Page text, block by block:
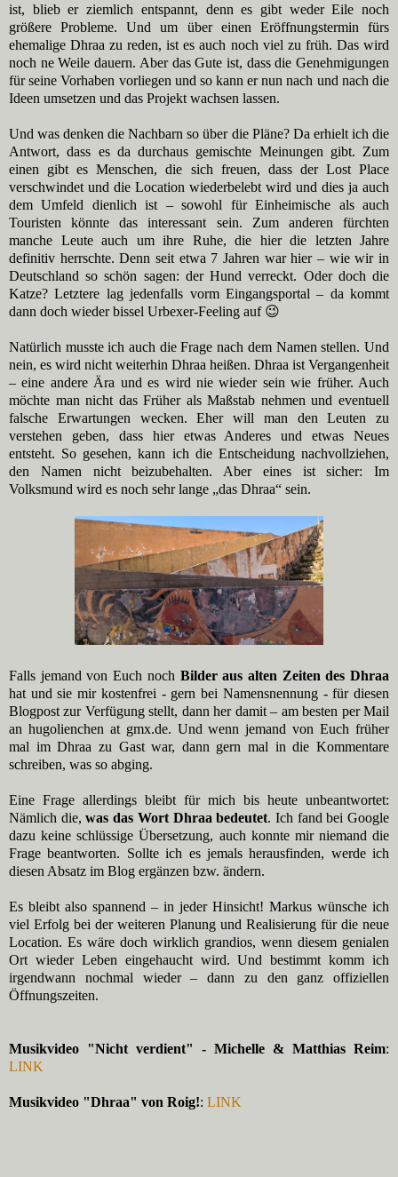
ist, blieb er ziemlich entspannt, denn es gibt weder Eile noch
größere Probleme. Und um über einen Eröffnungstermin fürs
ehemalige Dhraa zu reden, ist es auch noch viel zu früh. Das wird
noch ne Weile dauern. Aber das Gute ist, dass die Genehmigungen
für seine Vorhaben vorliegen und so kann er nun nach und nach die
Ideen umsetzen und das Projekt wachsen lassen.
Und was denken die Nachbarn so über die Pläne? Da erhielt ich die
Antwort, dass es da durchaus gemischte Meinungen gibt. Zum
einen gibt es Menschen, die sich freuen, dass der Lost Place
verschwindet und die Location wiederbelebt wird und dies ja auch
dem Umfeld dienlich ist – sowohl für Einheimische als auch
Touristen könnte das interessant sein. Zum anderen fürchten
manche Leute auch um ihre Ruhe, die hier die letzten Jahre
definitiv herrschte. Denn seit etwa 7 Jahren war hier – wie wir in
Deutschland so schön sagen: der Hund verreckt. Oder doch die
Katze? Letztere lag jedenfalls vorm Eingangsportal – da kommt
dann doch wieder bissel Urbexer-Feeling auf 😉
Natürlich musste ich auch die Frage nach dem Namen stellen. Und
nein, es wird nicht weiterhin Dhraa heißen. Dhraa ist Vergangenheit
– eine andere Ära und es wird nie wieder sein wie früher. Auch
möchte man nicht das Früher als Maßstab nehmen und eventuell
falsche Erwartungen wecken. Eher will man den Leuten zu
verstehen geben, dass hier etwas Anderes und etwas Neues
entsteht. So gesehen, kann ich die Entscheidung nachvollziehen,
den Namen nicht beizubehalten. Aber eines ist sicher: Im
Volksmund wird es noch sehr lange „das Dhraa“ sein.
Falls jemand von Euch noch Bilder aus alten Zeiten des Dhraa
hat und sie mir kostenfrei - gern bei Namensnennung - für diesen
Blogpost zur Verfügung stellt, dann her damit – am besten per Mail
an hugolienchen at gmx.de. Und wenn jemand von Euch früher
mal im Dhraa zu Gast war, dann gern mal in die Kommentare
schreiben, was so abging.
Eine Frage allerdings bleibt für mich bis heute unbeantwortet:
Nämlich die,was das Wort Dhraa bedeutet. Ich fand bei Google
dazu keine schlüssige Übersetzung, auch konnte mir niemand die
Frage beantworten. Sollte ich es jemals herausfinden, werde ich
diesen Absatz im Blog ergänzen bzw. ändern.
Es bleibt also spannend – in jeder Hinsicht! Markus wünsche ich
viel Erfolg bei der weiteren Planung und Realisierung für die neue
Location. Es wäre doch wirklich grandios, wenn diesem genialen
Ort wieder Leben eingehaucht wird. Und bestimmt komm ich
irgendwann nochmal wieder – dann zu den ganz offiziellen
Öffnungszeiten.
Musikvideo "Nicht verdient" - Michelle & Matthias Reim:
LINK
Musikvideo "Dhraa" von Roig!: LINK